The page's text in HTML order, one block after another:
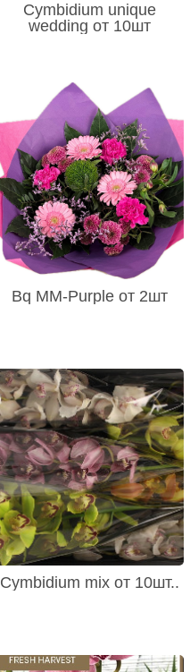
Cymbidium unique
wedding от 10шт
Bq MM-Purple от 2шт
Cymbidium mix от 10шт..